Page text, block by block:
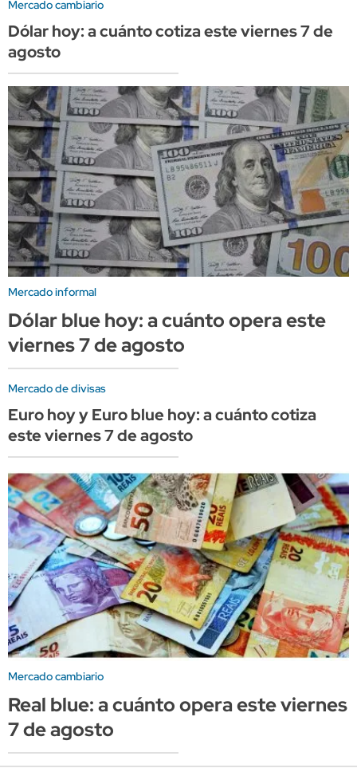
Mercado cambiario
Dólar hoy: a cuánto cotiza este viernes 7 de
agosto
Mercado informal
Dólar blue hoy: a cuánto opera este
viernes 7 de agosto
Mercado de divisas
Euro hoy y Euro blue hoy: a cuánto cotiza
este viernes 7 de agosto
Mercado cambiario
Real blue: a cuánto opera este viernes
7 de agosto